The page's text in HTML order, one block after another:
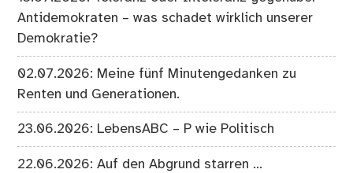
Antidemokraten – was schadet wirklich unserer
Demokratie?
02.07.2026: Meine fünf Minutengedanken zu
Renten und Generationen.
23.06.2026: LebensABC – P wie Politisch
22.06.2026: Auf den Abgrund starren …